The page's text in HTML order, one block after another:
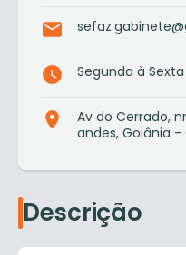
Segunda à
Av do Cerrado,
andes, Goiânia -
Descrição